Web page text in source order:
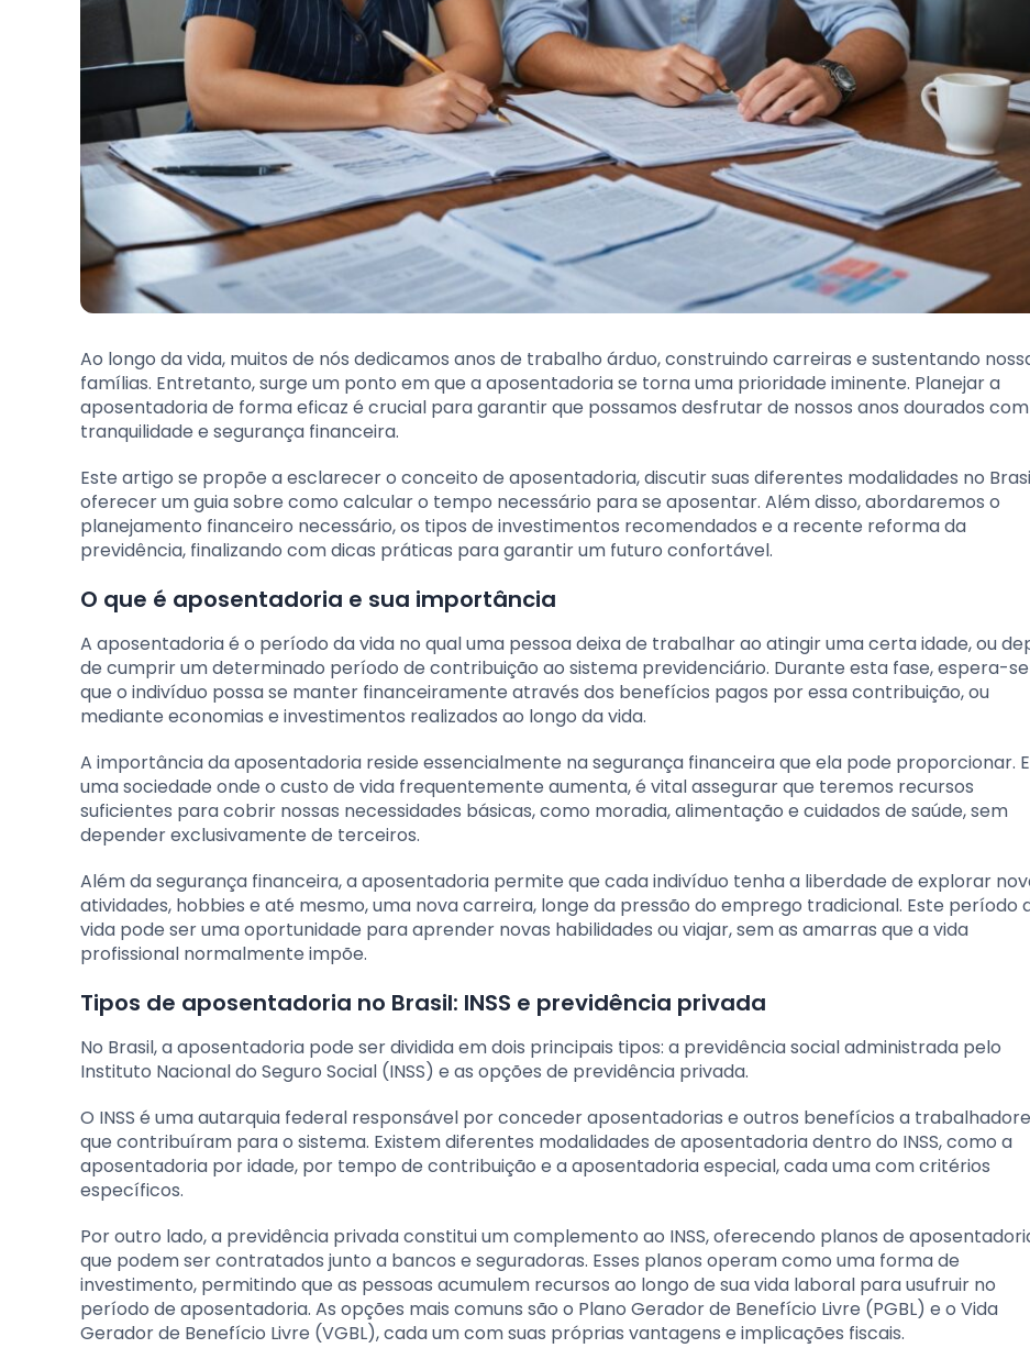
Ao longo da vida, muitos de nós dedicamos anos de trabalho árduo, construindo carreiras e sustentando
famílias. Entretanto, surge um ponto em que a aposentadoria se torna uma prioridade iminente. Planejar a
aposentadoria de forma eficaz é crucial para garantir que possamos desfrutar de nossos anos dourados com
tranquilidade e segurança financeira.
Este artigo se propõe a esclarecer o conceito de aposentadoria, discutir suas diferentes modalidades no
oferecer um guia sobre como calcular o tempo necessário para se aposentar. Além disso, abordaremos o
planejamento financeiro necessário, os tipos de investimentos recomendados e a recente reforma da
previdência, finalizando com dicas práticas para garantir um futuro confortável.
O que é aposentadoria e sua importância
A aposentadoria é o período da vida no qual uma pessoa deixa de trabalhar ao atingir uma certa idade, ou
de cumprir um determinado período de contribuição ao sistema previdenciário. Durante esta fase, espera-se
que o indivíduo possa se manter financeiramente através dos benefícios pagos por essa contribuição, ou
mediante economias e investimentos realizados ao longo da vida.
A importância da aposentadoria reside essencialmente na segurança financeira que ela pode proporcionar.
uma sociedade onde o custo de vida frequentemente aumenta, é vital assegurar que teremos recursos
suficientes para cobrir nossas necessidades básicas, como moradia, alimentação e cuidados de saúde, sem
depender exclusivamente de terceiros.
Além da segurança financeira, a aposentadoria permite que cada indivíduo tenha a liberdade de explorar
atividades, hobbies e até mesmo, uma nova carreira, longe da pressão do emprego tradicional. Este período
vida pode ser uma oportunidade para aprender novas habilidades ou viajar, sem as amarras que a vida
profissional normalmente impõe.
Tipos de aposentadoria no Brasil: INSS e previdência privada
No Brasil, a aposentadoria pode ser dividida em dois principais tipos: a previdência social administrada pelo
Instituto Nacional do Seguro Social (INSS) e as opções de previdência privada.
O INSS é uma autarquia federal responsável por conceder aposentadorias e outros benefícios a
que contribuíram para o sistema. Existem diferentes modalidades de aposentadoria dentro do INSS, como a
aposentadoria por idade, por tempo de contribuição e a aposentadoria especial, cada uma com critérios
específicos.
Por outro lado, a previdência privada constitui um complemento ao INSS, oferecendo planos de
que podem ser contratados junto a bancos e seguradoras. Esses planos operam como uma forma de
investimento, permitindo que as pessoas acumulem recursos ao longo de sua vida laboral para usufruir no
período de aposentadoria. As opções mais comuns são o Plano Gerador de Benefício Livre (PGBL) e o Vida
Gerador de Benefício Livre (VGBL), cada um com suas próprias vantagens e implicações fiscais.